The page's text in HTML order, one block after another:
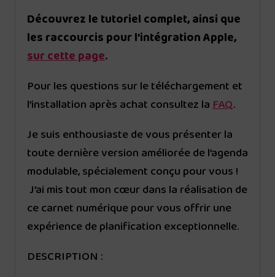
Découvrez le tutoriel complet, ainsi que
les raccourcis pour l’intégration Apple,
sur cette page.
Pour les questions sur le téléchargement et
l’installation après achat consultez laFAQ.
Je suis enthousiaste de vous présenter la
toute dernière version améliorée de l’agenda
modulable, spécialement conçu pour vous !
J’ai mis tout mon cœur dans la réalisation de
ce carnet numérique pour vous offrir une
expérience de planification exceptionnelle.
DESCRIPTION :